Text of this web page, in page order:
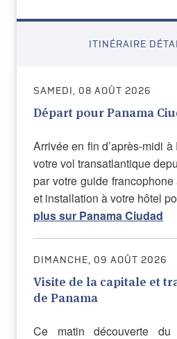
ITINÉRAIRE
SAMEDI, 08 AOÛT 2026
Départ pour Panama
Arrivée en fin d’après-midi
votre vol transatlantique
par votre guide
et installation à votre hôtel
plus sur Panama Ciudad
DIMANCHE, 09 AOÛT 2026
Visite de la capitale et
de Panama
Ce matin découverte